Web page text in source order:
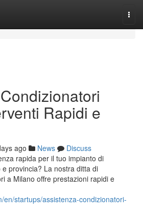
Rapidi e
ago News
Discuss
rapida per il tuo impianto di
provincia? La nostra ditta di
a Milano offre prestazioni rapidi e
en/startups/assistenza-condizionatori-